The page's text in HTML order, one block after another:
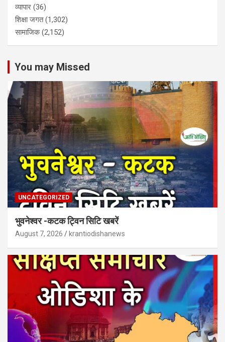
व्यापार (36)
शिक्षा जगत(1,302)
सामाजिक(2,152)
You may Missed
UNCATEGORIZED
भुवनेश्वर -कटक ट्विन सिटि खबरें
August 7, 2026 krantiodishanews